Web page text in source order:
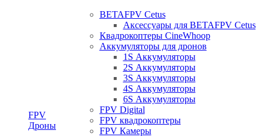
FPV
Дроны
BETAFPV Cetus
Аксессуары для BETAFPV Cetus
Квадрокоптеры CineWhoop
Аккумуляторы для дронов
1S Аккумуляторы
2S Аккумуляторы
3S Аккумуляторы
4S Аккумуляторы
6S Аккумуляторы
FPV Digital
FPV квадрокоптеры
FPV Камеры